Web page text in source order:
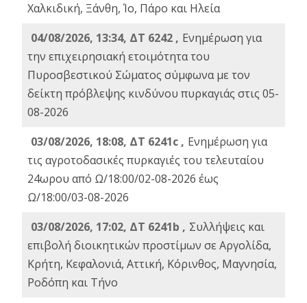
Χαλκιδική, Ξάνθη, Ίο, Πάρο και Ηλεία
04/08/2026, 13:34, ΔΤ 6242 , Ενημέρωση για
την επιχειρησιακή ετοιμότητα του
Πυροσβεστικού Σώματος σύμφωνα με τον
δείκτη πρόβλεψης κινδύνου πυρκαγιάς στις 05-
08-2026
03/08/2026, 18:08, ΔΤ 6241c , Ενημέρωση για
τις αγροτοδασικές πυρκαγιές του τελευταίου
24ωρου από Ω/18:00/02-08-2026 έως
Ω/18:00/03-08-2026
03/08/2026, 17:02, ΔΤ 6241b , Συλλήψεις και
επιβολή διοικητικών προστίμων σε Αργολίδα,
Κρήτη, Κεφαλονιά, Αττική, Κόρινθος, Μαγνησία,
Ροδόπη και Τήνο